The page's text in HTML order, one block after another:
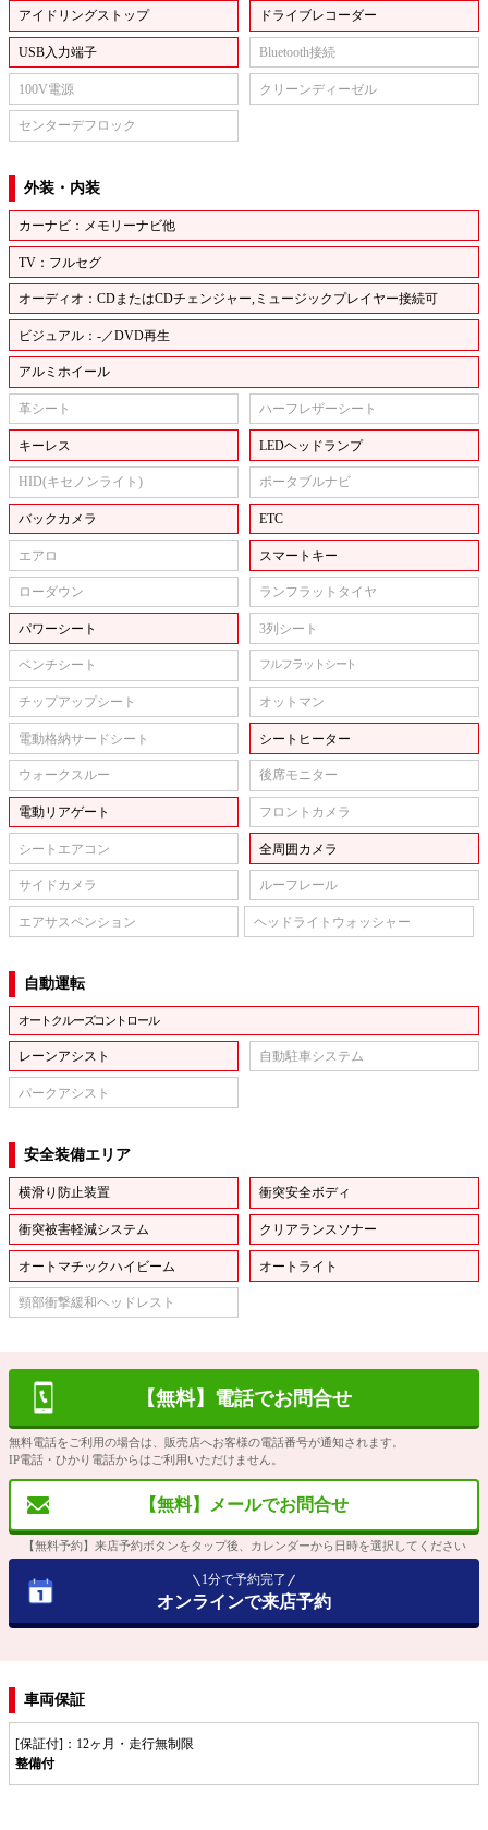
アイドリングストップ ドライブレコーダー
USB入力端子 Bluetooth接続
100V電源 クリーンディーゼル
センターデフロック
外装・内装
カーナビ：メモリーナビ他
TV：フルセグ
オーディオ：CDまたはCDチェンジャー,ミュージックプレイヤー接続可
ビジュアル：-／DVD再生
アルミホイール
革シート ハーフレザーシート
キーレス LEDヘッドランプ
HID(キセノンライト) ポータブルナビ
バックカメラ ETC
エアロ スマートキー
ローダウン ランフラットタイヤ
パワーシート 3列シート
ベンチシート フルフラットシート
チップアップシート オットマン
電動格納サードシート シートヒーター
ウォークスルー 後席モニター
電動リアゲート フロントカメラ
シートエアコン 全周囲カメラ
サイドカメラ ルーフレール
エアサスペンション ヘッドライトウォッシャー
自動運転
オートクルーズコントロール
レーンアシスト 自動駐車システム
パークアシスト
安全装備エリア
横滑り防止装置 衝突安全ボディ
衝突被害軽減システム クリアランスソナー
オートマチックハイビーム オートライト
頸部衝撃緩和ヘッドレスト
【無料】電話でお問合せ
無料電話をご利用の場合は、販売店へお客様の電話番号が通知されます。
IP電話・ひかり電話からはご利用いただけません。
【無料】メールでお問合せ
【無料予約】来店予約ボタンをタップ後、カレンダーから日時を選択してください
1分で予約完了
オンラインで来店予約
車両保証
[保証付]：12ヶ月・走行無制限
整備付